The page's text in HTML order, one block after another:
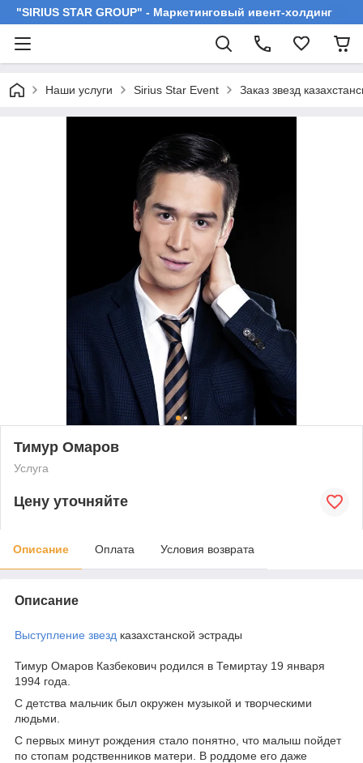
"SIRIUS STAR GROUP" - Маркетинговый ивент-холдинг
Наши услуги Sirius Star Event Заказ звезд
Тимур Омаров
Услуга
Цену уточняйте
Описание Оплата Условия возврата
Описание
Выступление звезд казахстанской эстрады
Тимур Омаров Казбекович родился в Темиртау 19 января
1994 года.
С детства мальчик был окружен музыкой и творческими
людьми.
С первых минут рождения стало понятно, что малыш пойдет
по стопам родственников матери. В роддоме его даже